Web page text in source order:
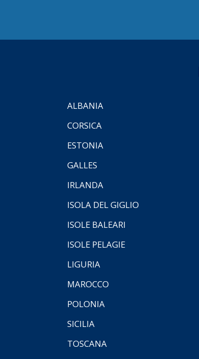
ALBANIA
CORSICA
ESTONIA
GALLES
IRLANDA
ISOLA DEL GIGLIO
ISOLE BALEARI
ISOLE PELAGIE
LIGURIA
MAROCCO
POLONIA
SICILIA
TOSCANA